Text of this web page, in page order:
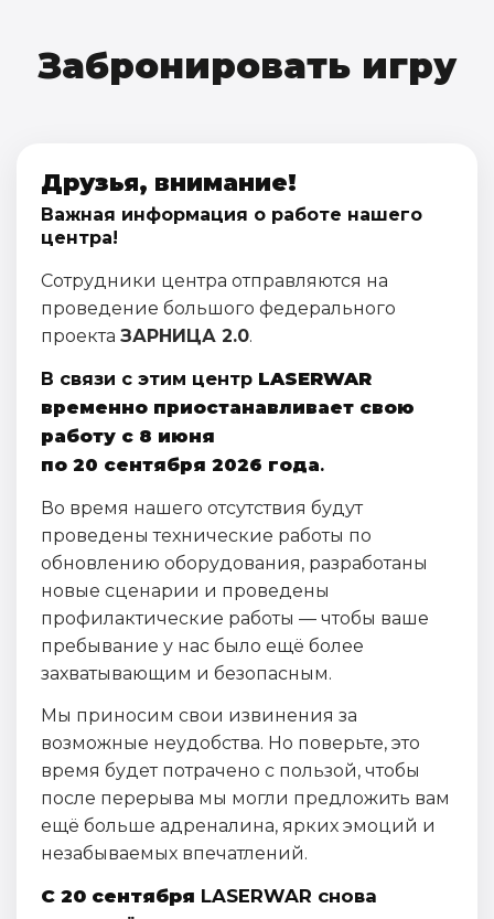
Забронировать игру
Друзья, внимание!
Важная информация о работе нашего
центра!
Сотрудники центра отправляются на
проведение большого федерального
проекта ЗАРНИЦА 2.0.
В связи с этим центр LASERWAR
временно приостанавливает свою
работу с 8 июня
по 20 сентября 2026 года.
Во время нашего отсутствия будут
проведены технические работы по
обновлению оборудования, разработаны
новые сценарии и проведены
профилактические работы — чтобы ваше
пребывание у нас было ещё более
захватывающим и безопасным.
Мы приносим свои извинения за
возможные неудобства. Но поверьте, это
время будет потрачено с пользой, чтобы
после перерыва мы могли предложить вам
ещё больше адреналина, ярких эмоций и
незабываемых впечатлений.
С 20 сентября LASERWAR снова